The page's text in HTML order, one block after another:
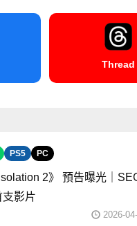
Thread
PS5 PC
2》 預告曝光｜
影片
2026-